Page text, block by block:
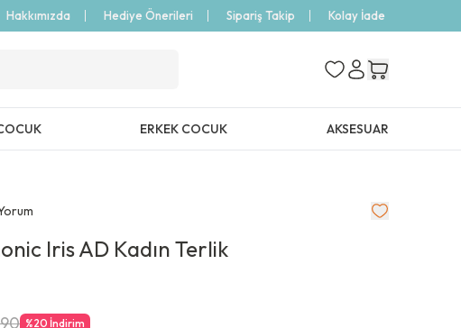
Hakkımızda Hediye Önerileri Sipariş Takip Kolay İade
ERKEK COCUK AKSESUAR
Iris AD Kadın Terlik
%20 İndirim